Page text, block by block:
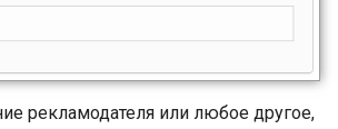
рекламодателя или любое другое,